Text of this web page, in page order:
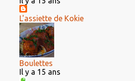
L'assiette de Kokie
Boulettes
Il y a 15 ans